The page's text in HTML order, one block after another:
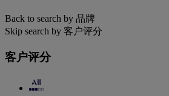
Back to search by 品牌
Skip search by 客户评分
客户评分